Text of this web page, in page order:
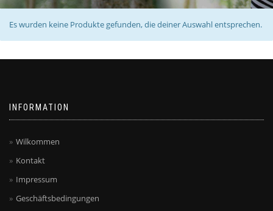
Es wurden keine Produkte gefunden, die deiner Auswahl entsprechen.
INFORMATION
Wilkommen
Kontakt
Impressum
Geschäftsbedingungen